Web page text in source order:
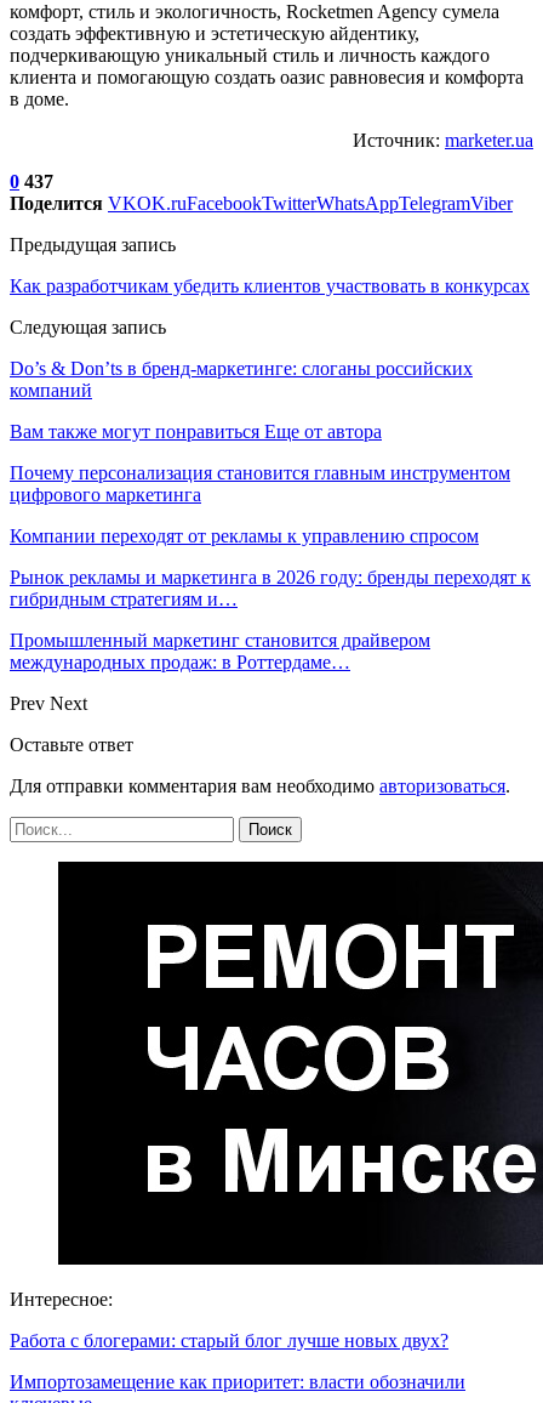
комфорт, стиль и экологичность, Rocketmen Agency сумела
создать эффективную и эстетическую айдентику,
подчеркивающую уникальный стиль и личность каждого
клиента и помогающую создать оазис равновесия и комфорта
в доме.
Источник: marketer.ua
0 437
Поделится VKOK.ruFacebookTwitterWhatsAppTelegramViber
Предыдущая запись
Как разработчикам убедить клиентов участвовать в конкурсах
Следующая запись
Do’s & Don’ts в бренд-маркетинге: слоганы российских
компаний
Вам также могут понравиться Еще от автора
Почему персонализация становится главным инструментом
цифрового маркетинга
Компании переходят от рекламы к управлению спросом
Рынок рекламы и маркетинга в 2026 году: бренды переходят к
гибридным стратегиям и…
Промышленный маркетинг становится драйвером
международных продаж: в Роттердаме…
Prev Next
Оставьте ответ
Для отправки комментария вам необходимо авторизоваться.
Интересное:
Работа с блогерами: старый блог лучше новых двух?
Импортозамещение как приоритет: власти обозначили